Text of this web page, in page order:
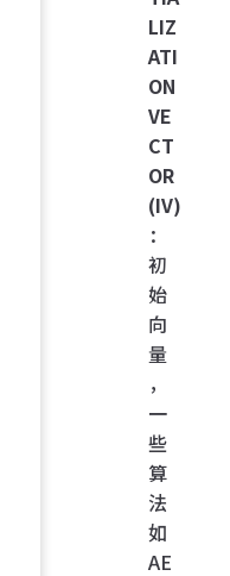
LIZ
ATI
ON
VE
CT
OR
(IV)
：
初
始
向
量
，
一
些
算
法
如
AE